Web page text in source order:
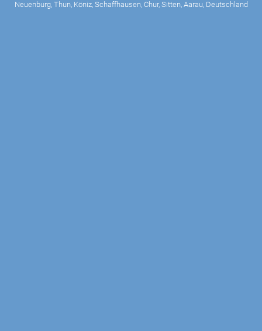
Neuenburg, Thun, Köniz, Schaffhausen, Chur, Sitten, Aarau, Deutschland